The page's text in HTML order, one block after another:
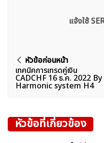
ค้นหา
สำหรับ:
แจ้งใช้
แนะแนว
เรื่อง
หัวข้อก่อนหน้า
เทคนิคการเทรดคู่เงิน
CADCHF 16 ธ.ค. 2022 By
Harmonic system H4
หัวข้อที่เกี่ยวข้อง